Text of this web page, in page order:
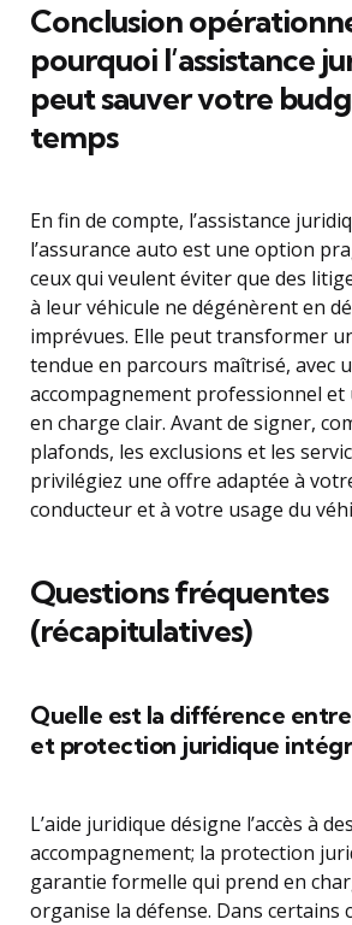
Conclusion
pourquoi l’assistance
peut sauver votre
temps
En fin de compte, l’assistance
l’assurance auto est une option
ceux qui veulent éviter que des
à leur véhicule ne dégénèrent en
imprévues. Elle peut transformer
tendue en parcours maîtrisé, avec
accompagnement professionnel et
en charge clair. Avant de signer,
plafonds, les exclusions et les
privilégiez une offre adaptée à
conducteur et à votre usage du
Questions fréquentes
(récapitulatives)
Quelle est la différence
et protection juridique
L’aide juridique désigne l’accès à
accompagnement; la protection
garantie formelle qui prend en
organise la défense. Dans certains